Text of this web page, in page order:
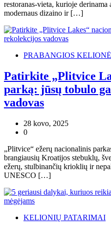
restoranas-vieta, kurioje derinama
modernaus dizaino ir […]
PRABANGIOS
Patirkite „Plitvice
parką: jūsų tobulo
vadovas
28 kovo, 2025
0
„Plitvice“ ežerų nacionalinis
brangiausių Kroatijos stebuklų,
ežerų, stulbinančių krioklių ir
UNESCO […]
KELIONIŲ PATARIMAI